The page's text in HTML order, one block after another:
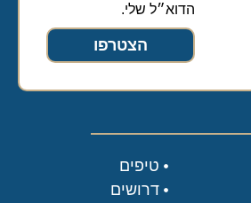
הדוא״ל שלי.
הצטרפו
טיפים
דרושים